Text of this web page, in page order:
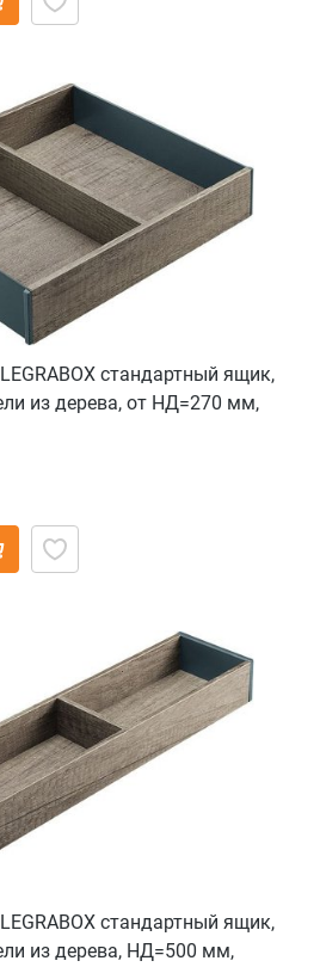
стандартный ящик,
из дерева, от НД=270 мм,
серый орион
стандартный ящик,
из дерева, НД=500 мм,